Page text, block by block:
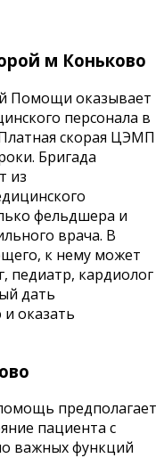
м Коньково
Помощи оказывает
персонала в
скорая ЦЭМП
Бригада
из
фельдшера и
врача. В
к нему может
педиатр, кардиолог
дать
оказать
предполагает
пациента с
важных функций